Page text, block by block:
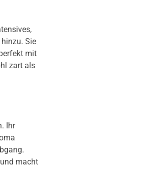
Sie
mit
zart als
Ihr
macht